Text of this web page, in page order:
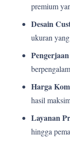
premium
Desain
ukuran
Harga
hasil
Layanan
hingga